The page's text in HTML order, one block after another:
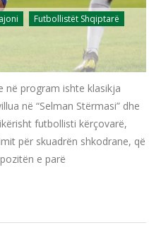
Futbollistët Shqiptarë
në program ishte klasikja
në “Selman Stërmasi” dhe
futbollisti kërçovarë,
për skuadrën shkodrane, që
e parë